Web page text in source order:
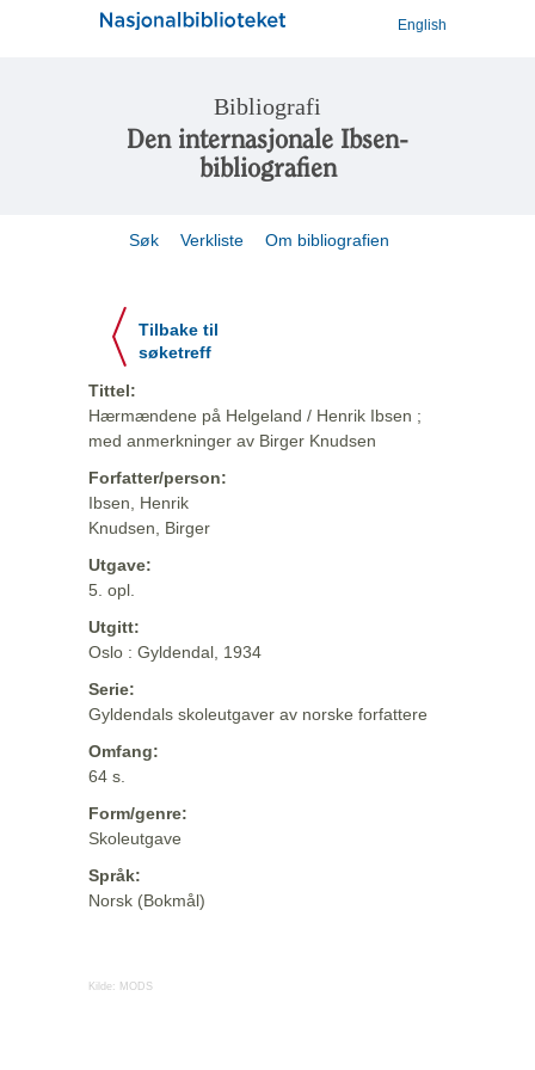
English
Bibliografi
Den internasjonale Ibsen-
bibliografien
Søk Verkliste Om bibliografien
Tilbake til
søketreff
Tittel:
Hærmændene på Helgeland / Henrik Ibsen ;
med anmerkninger av Birger Knudsen
Forfatter/person:
Ibsen, Henrik
Knudsen, Birger
Utgave:
5. opl.
Utgitt:
Oslo : Gyldendal, 1934
Serie:
Gyldendals skoleutgaver av norske forfattere
Omfang:
64 s.
Form/genre:
Skoleutgave
Språk:
Norsk (Bokmål)
Kilde: MODS